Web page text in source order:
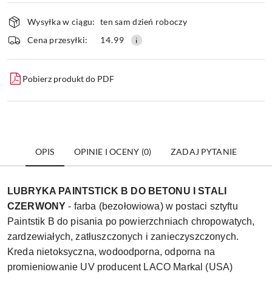
Wyślij
Dostępność
i
dostawa
Wysyłka w ciągu: ten sam dzień roboczy
Cena przesyłki:
14.99
Pobierz produkt do PDF
OPIS OPINIE I OCENY (0) ZADAJ PYTANIE
LUBRYKA PAINTSTICK B DO BETONU I STALI
CZERWONY - farba (bezołowiowa) w postaci sztyftu
Paintstik B do pisania po powierzchniach chropowatych,
zardzewiałych, zatłuszczonych i zanieczyszczonych.
Kreda nietoksyczna, wodoodporna, odporna na
promieniowanie UV producent LACO Markal (USA)